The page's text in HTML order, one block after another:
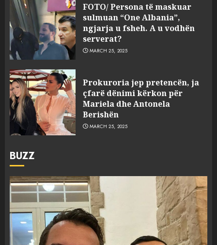
FOTO/ Persona të maskuar
sulmuan “One Albania”,
ngjarja u fsheh. A u vodhën
serverat?
MARCH 25, 2025
Prokuroria jep pretencën, ja
çfarë dënimi kërkon për
Mariela dhe Antonela
Berishën
MARCH 25, 2025
BUZZ